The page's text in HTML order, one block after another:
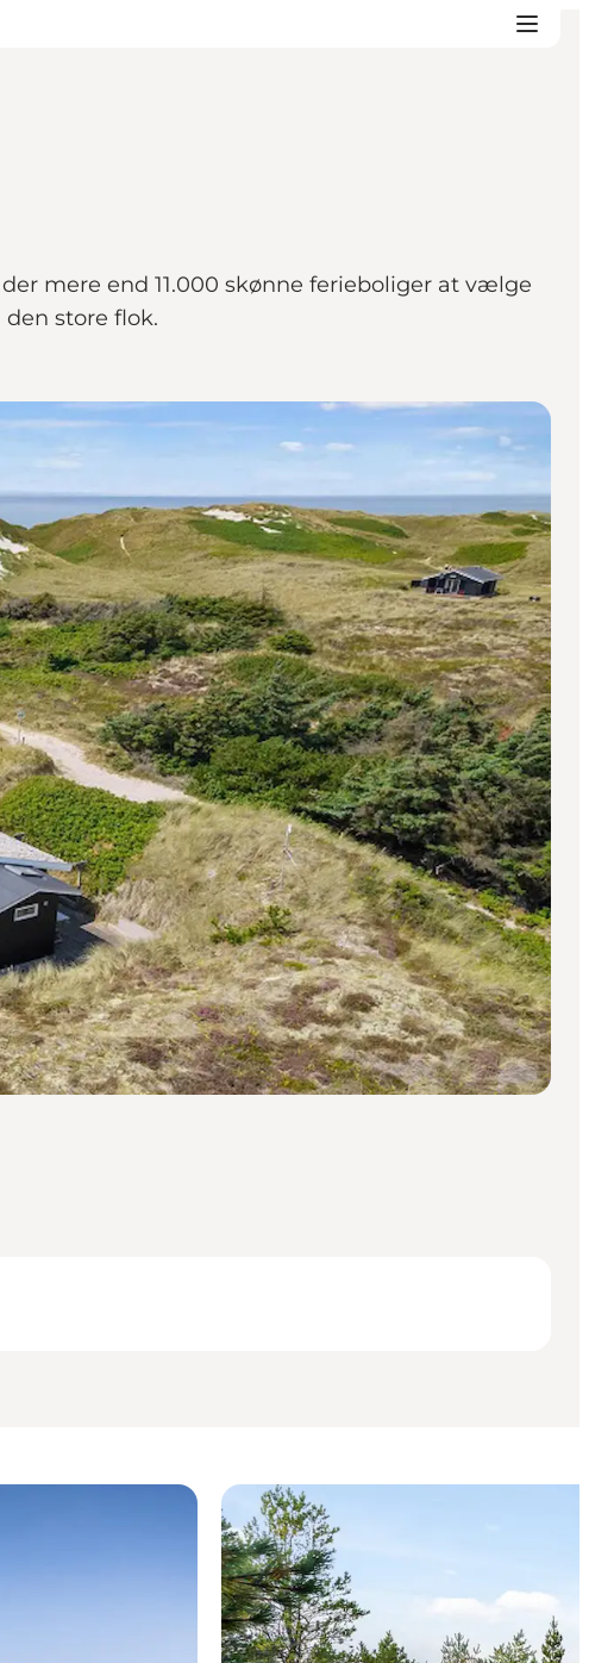
mere end 11.000 skønne ferieboliger at vælge
store flok.